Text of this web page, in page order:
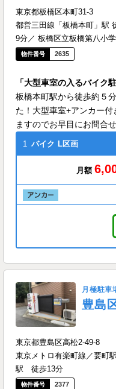
東京都板橋区本町31-3
都営三田線「板橋本町」駅
9分／ 板橋区立板橋第八小学
2635
「大型車室の入るバイク
板橋本町駅から徒歩約５
た！大型車室+アンカー
ますのでお早目にお問合
1 バイク L区画
月額
月極駐車
豊島
東京都豊島区高松2-49-8
東京メトロ有楽町線／要町
駅 徒歩13分
2377